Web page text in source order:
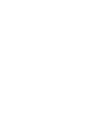
untuk
Lapangan
Lima.
Park untuk
Ismarubee,